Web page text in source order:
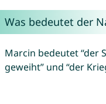
Was bedeutet der
Marcin bedeutet “der
geweiht” und “der